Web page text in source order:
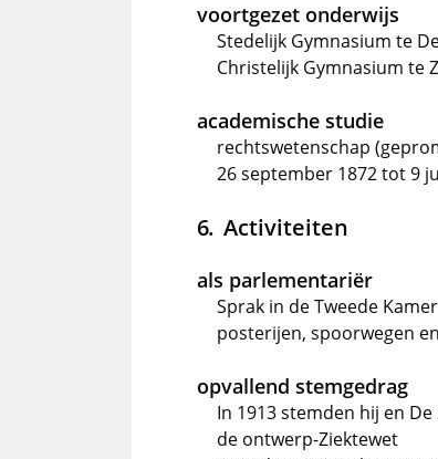
voortgezet onderwijs
Stedelijk Gymnasium te
Christelijk Gymnasium te
academische studie
rechtswetenschap
26 september 1872 tot 9
Activiteiten
als parlementariër
Sprak in de Tweede
posterijen, spoorwegen
opvallend stemgedrag
In 1913 stemden hij en
de ontwerp-Ziektewet